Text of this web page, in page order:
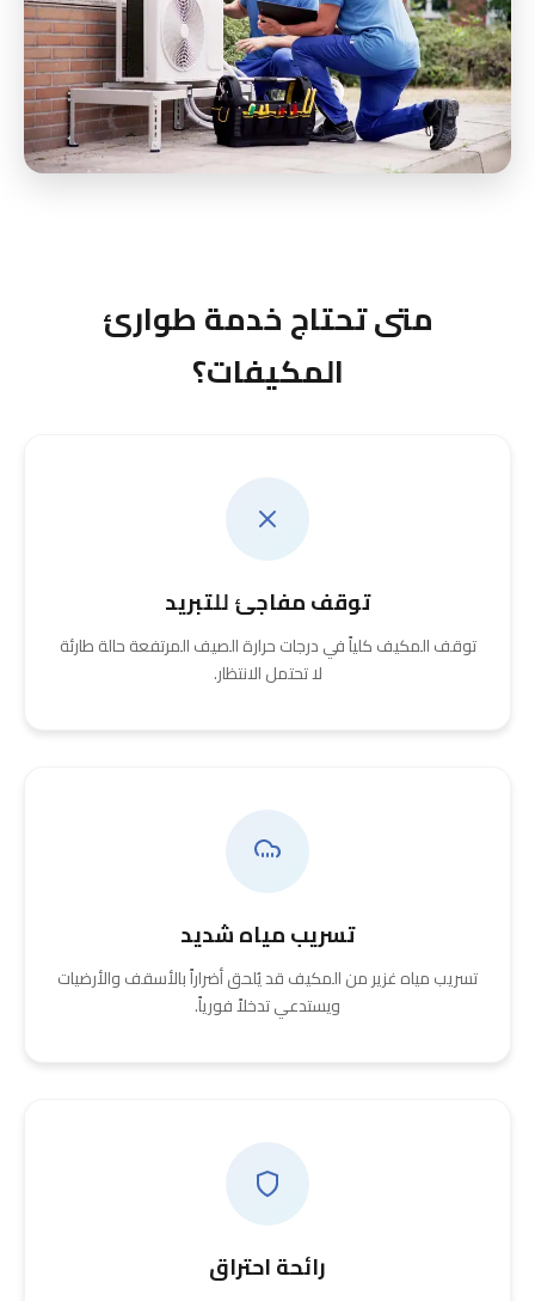
متى تحتاج خدمة طوارئ
المكيفات؟
توقف مفاجئ للتبريد
توقف المكيف كلياً في درجات حرارة الصيف المرتفعة حالة طارئة
لا تحتمل الانتظار.
تسريب مياه شديد
تسريب مياه غزير من المكيف قد يُلحق أضراراً بالأسقف والأرضيات
ويستدعي تدخلاً فورياً.
رائحة احتراق